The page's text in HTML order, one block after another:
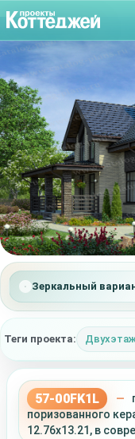
Зеркальный
Теги проекта:
57-00FK1L —
поризованного
12.76x13.21, в